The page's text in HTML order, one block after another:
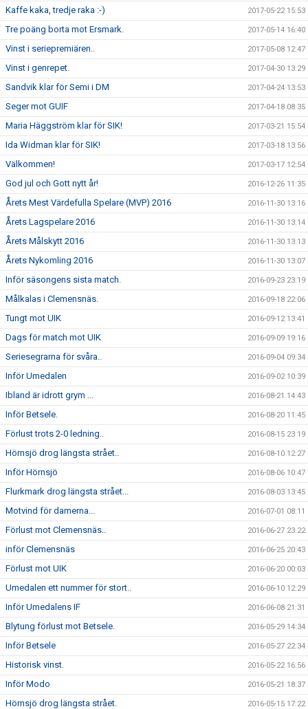
Kaffe kaka, tredje raka :-) 2017-05-22 15:53
Tre poäng borta mot Ersmark. 2017-05-14 16:40
Vinst i seriepremiären.. 2017-05-08 12:47
Vinst i genrepet. 2017-04-30 13:29
Sandvik klar för Semi i DM 2017-04-24 13:53
Seger mot GUIF 2017-04-18 08:35
Maria Häggström klar för SIK! 2017-03-21 15:54
Ida Widman klar för SIK! 2017-03-18 13:56
Välkommen! 2017-03-17 12:54
God jul och Gott nytt år! 2016-12-26 11:35
Årets Mest Värdefulla Spelare (MVP) 2016 2016-11-30 13:16
Årets Lagspelare 2016 2016-11-30 13:14
Årets Målskytt 2016 2016-11-30 13:13
Årets Nykomling 2016 2016-11-30 13:07
Inför säsongens sista match. 2016-09-23 23:19
Målkalas i Clemensnäs. 2016-09-18 22:06
Tungt mot UIK 2016-09-12 13:41
Dags för match mot UIK 2016-09-09 19:16
Seriesegrarna för svåra.. 2016-09-04 09:34
Inför Umedalen 2016-09-02 10:39
Ibland är idrott grym ... 2016-08-21 14:43
Inför Betsele. 2016-08-20 11:45
Förlust trots 2-0 ledning.. 2016-08-15 23:19
Hörnsjö drog längsta strået.. 2016-08-10 12:27
Inför Hörnsjö 2016-08-06 10:47
Flurkmark drog längsta strået... 2016-08-03 13:45
Motvind för damerna... 2016-07-01 08:11
Förlust mot Clemensnäs.. 2016-06-27 23:22
inför Clemensnäs 2016-06-25 20:43
Förlust mot UIK 2016-06-20 00:03
Umedalen ett nummer för stort.. 2016-06-10 12:29
Inför Umedalens IF 2016-06-08 21:31
Blytung förlust mot Betsele. 2016-05-29 14:34
Inför Betsele 2016-05-27 22:34
Historisk vinst. 2016-05-22 16:56
Inför Modo 2016-05-21 18:37
Hörnsjö drog längsta strået. 2016-05-15 17:22